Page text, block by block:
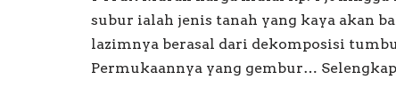
subur ialah jenis tanah yang kaya akan
lazimnya berasal dari dekomposisi
Permukaannya yang gembur…